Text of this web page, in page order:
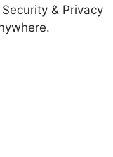
& Privacy
.